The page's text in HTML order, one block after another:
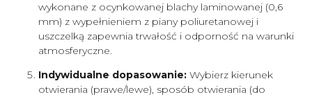
wykonane z ocynkowanej blachy laminowanej (0,6
mm) z wypełnieniem z piany poliuretanowej i
uszczelką zapewnia trwałość i odporność na warunki
atmosferyczne.
Indywidualne dopasowanie: Wybierz kierunek
otwierania (prawe/lewe), sposób otwierania (do